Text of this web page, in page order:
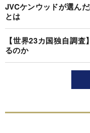
JVCケンウッドが選ん
とは
【世界23カ国独自調
るのか